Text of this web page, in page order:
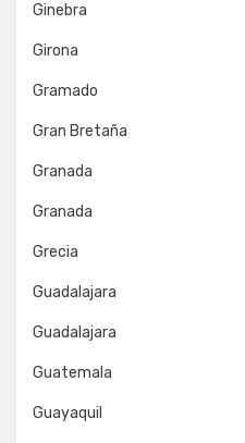
Ginebra
Girona
Gramado
Gran Bretaña
Granada
Granada
Grecia
Guadalajara
Guadalajara
Guatemala
Guayaquil